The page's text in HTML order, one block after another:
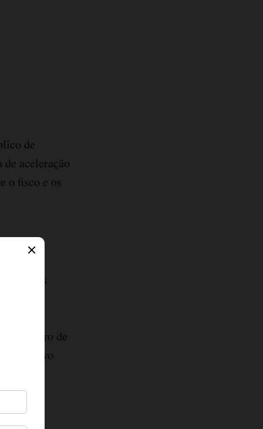
de
aceleração
o fisco e os
etc),
registro de
arquivo